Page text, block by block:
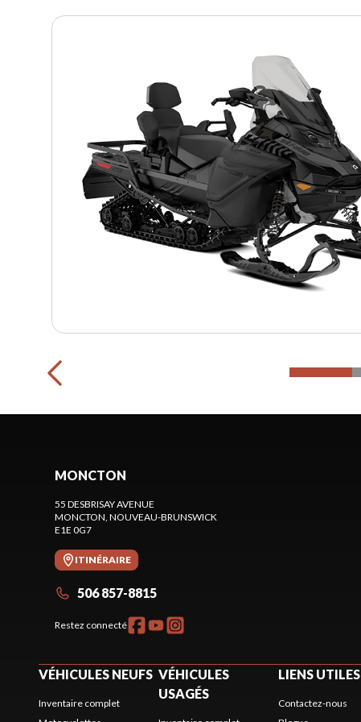
MONCTON
55 DESBRISAY AVENUE
MONCTON, NOUVEAU-BRUNSWICK
E1E 0G7
ITINÉRAIRE
506 857-8815
Restez connecté
VÉHICULES NEUFS
Inventaire complet
VÉHICULES
USAGÉS
LIENS UTILES
Contactez-nous